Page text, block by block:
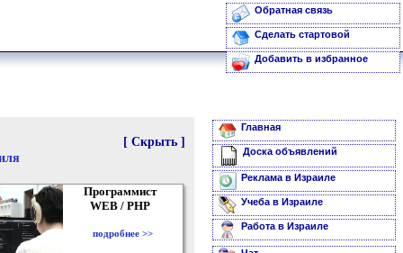
Обратная связь
Сделать стартовой
Добавить в избранное
[ Скрыть ]
Программист
WEB / PHP
подробнее >>
Главная
Доска объявлений
Реклама в Израиле
Учеба в Израиле
Работа в Израиле